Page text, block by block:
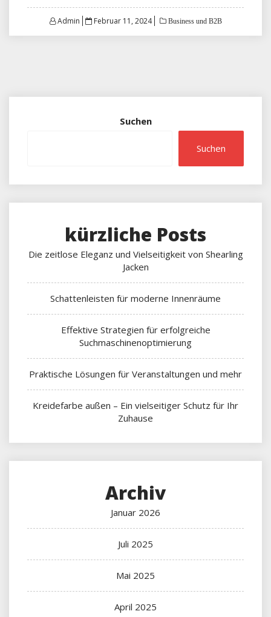
Admin
Posted
Februar 11, 2024 Business und B2B
Suchen
Suchen
kürzliche Posts
Die zeitlose Eleganz und Vielseitigkeit von Shearling
Jacken
Schattenleisten für moderne Innenräume
Effektive Strategien für erfolgreiche
Suchmaschinenoptimierung
Praktische Lösungen für Veranstaltungen und mehr
Kreidefarbe außen – Ein vielseitiger Schutz für Ihr
Zuhause
Archiv
Januar 2026
Juli 2025
Mai 2025
April 2025